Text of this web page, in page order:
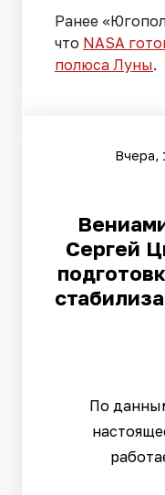
Ранее
что NASA
полюса Луны.
Вчера,
Сергей
По